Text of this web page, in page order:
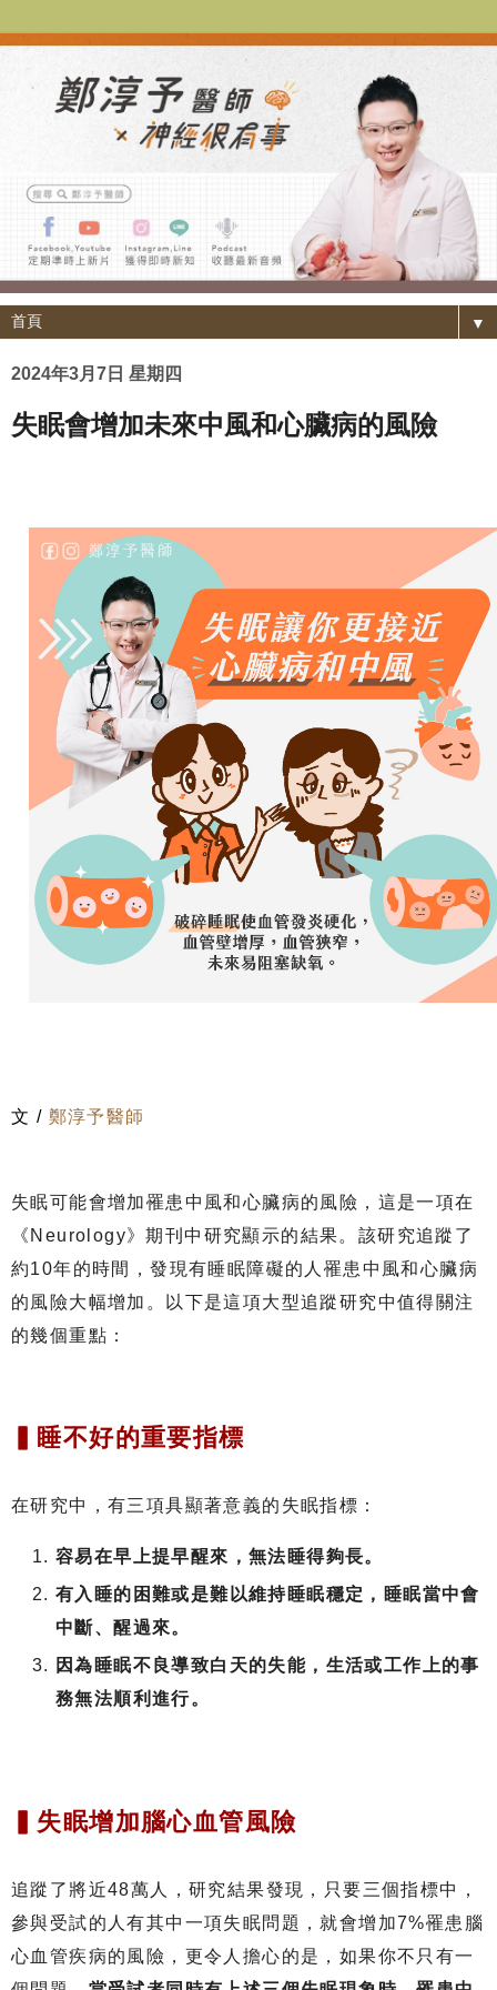
▼
2024年3月7日 星期四
失眠會增加未來中風和心臟病的風險
文 / 鄭淳予醫師
失眠可能會增加罹患中風和心臟病的風險，這是一項在
《Neurology》期刊中研究顯示的結果。該研究追蹤了
約10年的時間，發現有睡眠障礙的人罹患中風和心臟病
的風險大幅增加。以下是這項大型追蹤研究中值得關注
的幾個重點：
▍睡不好的重要指標
在研究中，有三項具顯著意義的失眠指標：
容易在早上提早醒來，無法睡得夠長。
有入睡的困難或是難以維持睡眠穩定，睡眠當中會
中斷、醒過來。
因為睡眠不良導致白天的失能，生活或工作上的事
務無法順利進行。
▍失眠增加腦心血管風險
追蹤了將近48萬人，研究結果發現，只要三個指標中，
參與受試的人有其中一項失眠問題，就會增加7%罹患腦
心血管疾病的風險，更令人擔心的是，如果你不只有一